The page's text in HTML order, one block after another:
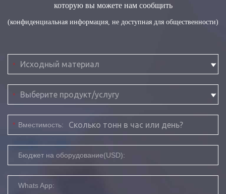
которую вы можете нам сообщить
(конфиденциальная информация, не доступная для общественности)
*
*
* Вместимость:
Бюджет на оборудование(USD):
Whats App: